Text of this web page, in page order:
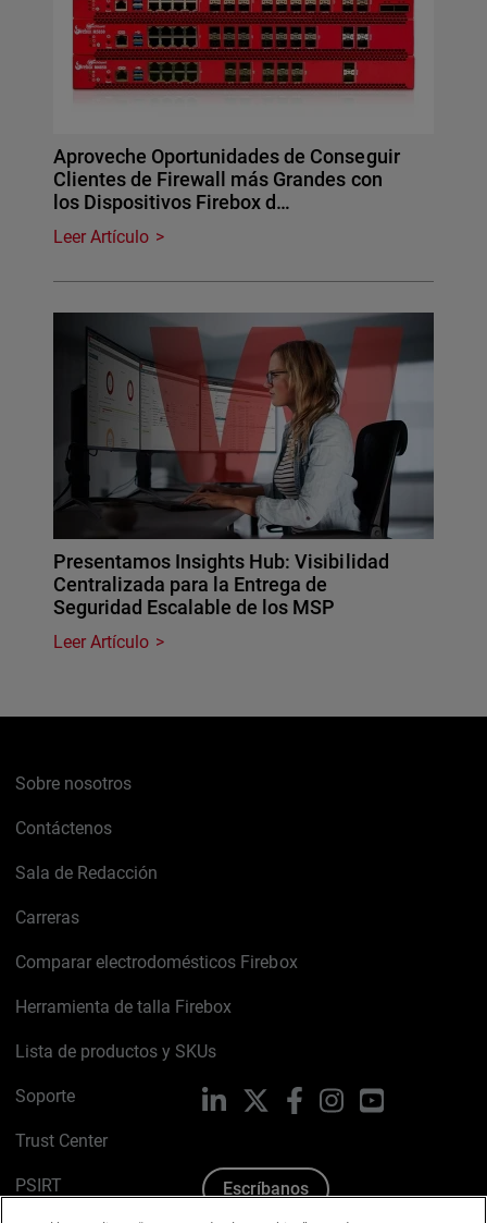
Aproveche Oportunidades de Conseguir
Clientes de Firewall más Grandes con
los Dispositivos Firebox d…
Leer Artículo
Presentamos Insights Hub: Visibilidad
Centralizada para la Entrega de
Seguridad Escalable de los MSP
Leer Artículo
Sobre nosotros
Contáctenos
Sala de Redacción
Carreras
Comparar electrodomésticos Firebox
Herramienta de talla Firebox
Lista de productos y SKUs
Soporte
Trust Center
PSIRT
LinkedIn FacebookInstagramYouTube
Escríbanos